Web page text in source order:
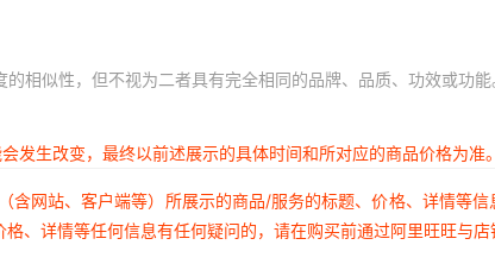
相似性，但不视为二者具有完全相同的品牌、品质、功效或功能
生改变，最终以前述展示的具体时间和所对应的商品价格为准。
网站、客户端等）所展示的商品/服务的标题、价格、详情等
、详情等任何信息有任何疑问的，请在购买前通过阿里旺旺与